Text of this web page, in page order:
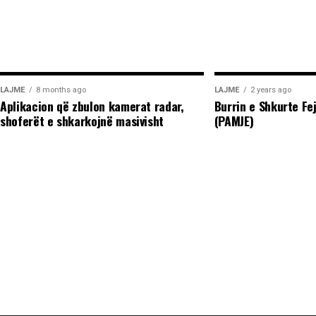
LAJME 8 months ago
Aplikacion që zbulon kamerat radar,
shoferët e shkarkojnë masivisht
LAJME 2 years ago
Burrin e Shkurte
(PAMJE)